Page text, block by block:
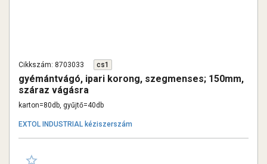
Cikkszám: 8703033 cs1
gyémántvágó, ipari korong, szegmenses; 150mm,
száraz vágásra
karton=80db, gyűjtő=40db
EXTOL INDUSTRIAL kéziszerszám